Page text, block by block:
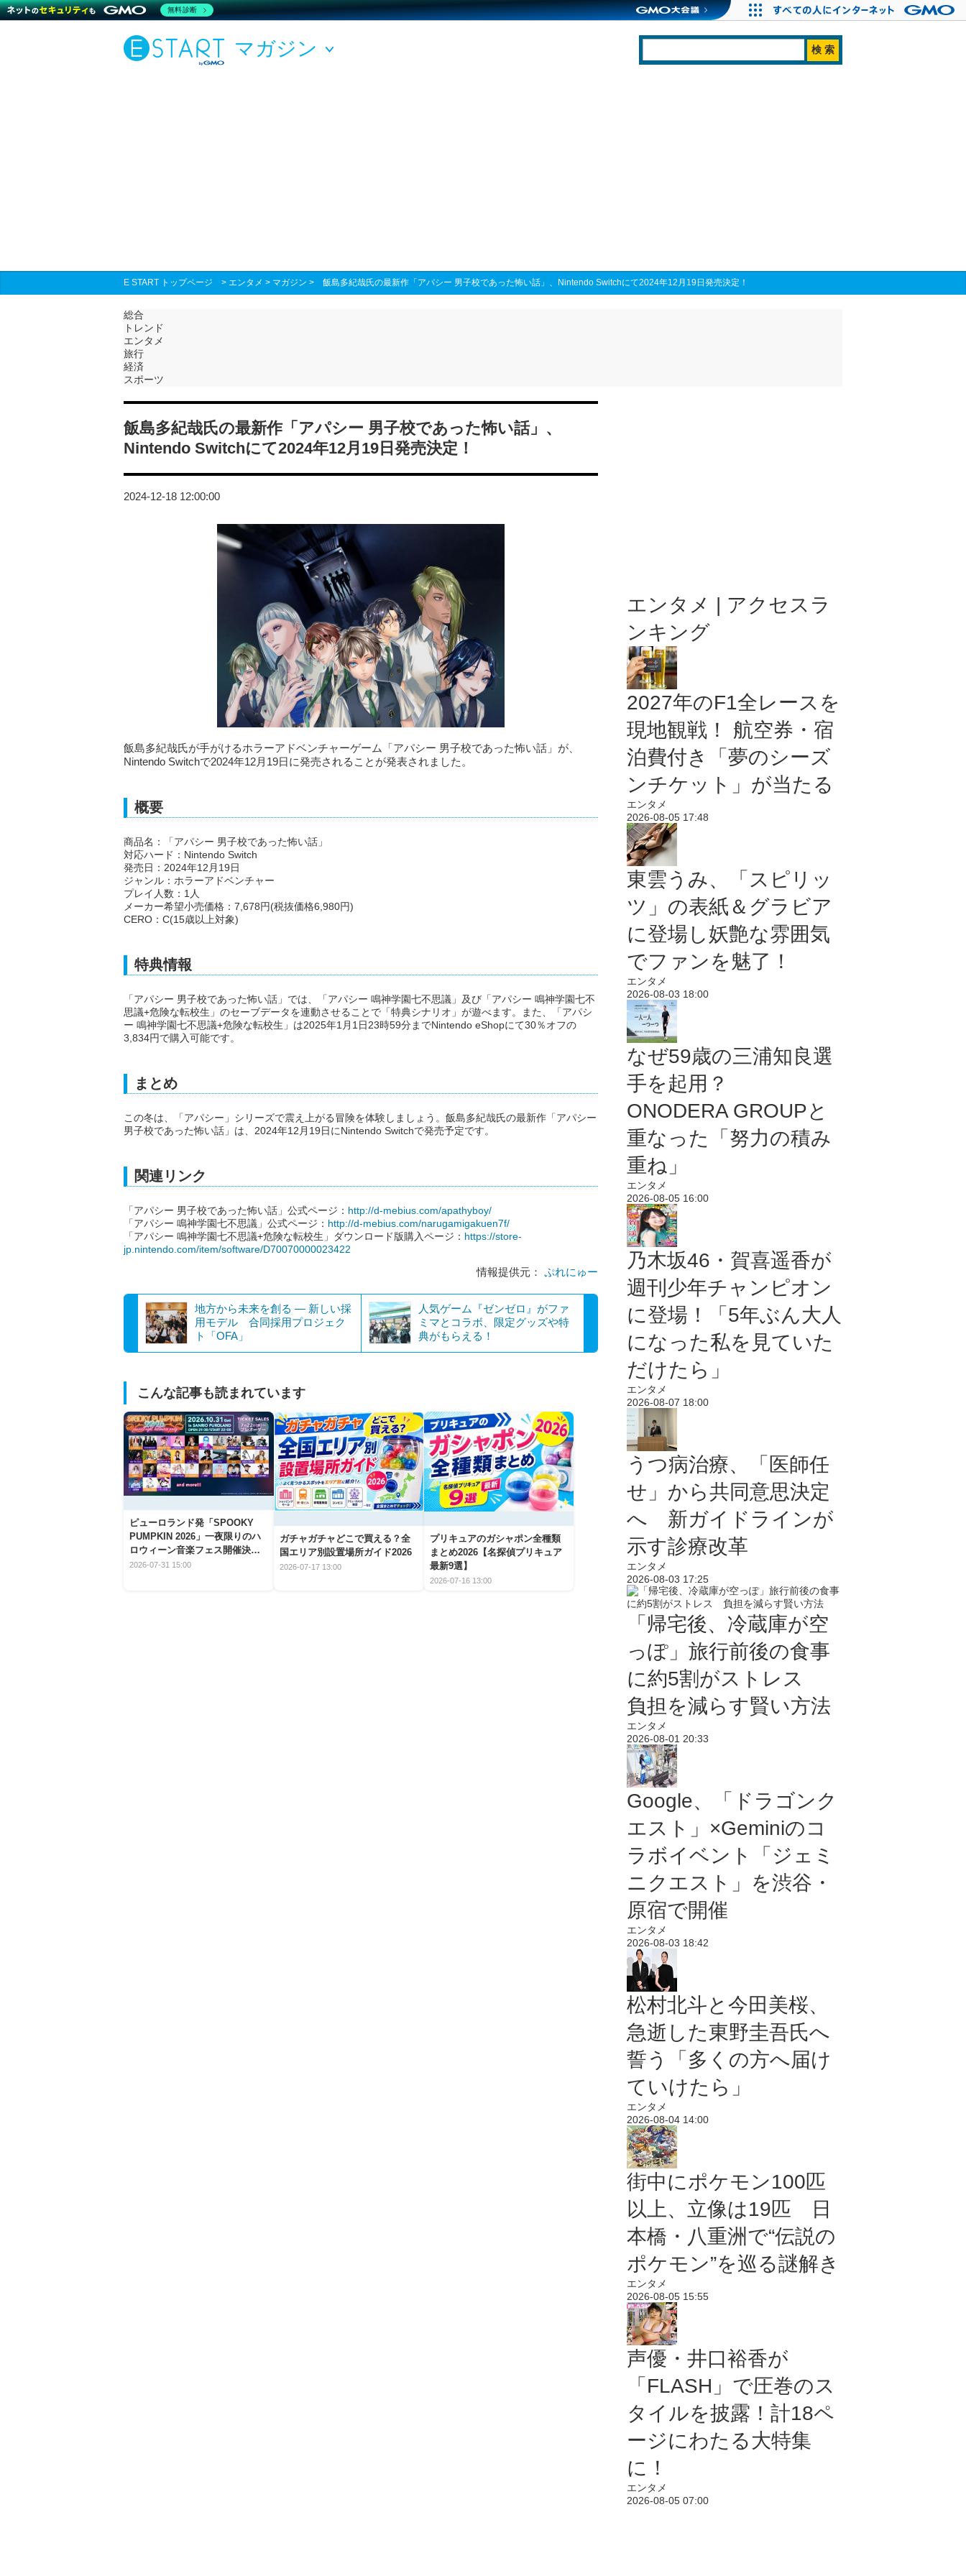
マガジン
E START トップページ > エンタメ > マガジン > 飯島多紀哉氏の最新作「アパシー 男子校であった怖い話」、Nintendo Switchにて2024年12月19日発売決定！
総合
トレンド
エンタメ
旅行
経済
スポーツ
飯島多紀哉氏の最新作「アパシー 男子校であった怖い話」、
Nintendo Switchにて2024年12月19日発売決定！
2024-12-18 12:00:00
飯島多紀哉氏が手がけるホラーアドベンチャーゲーム「アパシー 男子校であった怖い話」が、
Nintendo Switchで2024年12月19日に発売されることが発表されました。
概要
商品名：「アパシー 男子校であった怖い話」
対応ハード：Nintendo Switch
発売日：2024年12月19日
ジャンル：ホラーアドベンチャー
プレイ人数：1人
メーカー希望小売価格：7,678円(税抜価格6,980円)
CERO：C(15歳以上対象)
特典情報
「アパシー 男子校であった怖い話」では、「アパシー 鳴神学園七不思議」及び「アパシー 鳴神学園七不
思議+危険な転校生」のセーブデータを連動させることで「特典シナリオ」が遊べます。また、「アパシ
ー 鳴神学園七不思議+危険な転校生」は2025年1月1日23時59分までNintendo eShopにて30％オフの
3,834円で購入可能です。
まとめ
この冬は、「アパシー」シリーズで震え上がる冒険を体験しましょう。飯島多紀哉氏の最新作「アパシー
男子校であった怖い話」は、2024年12月19日にNintendo Switchで発売予定です。
関連リンク
「アパシー 男子校であった怖い話」公式ページ： http://d-mebius.com/apathyboy/
「アパシー 鳴神学園七不思議」公式ページ： http://d-mebius.com/narugamigakuen7f/
「アパシー 鳴神学園七不思議+危険な転校生」ダウンロード版購入ページ： https://store-
jp.nintendo.com/item/software/D70070000023422
情報提供元： ぷれにゅー
地方から未来を創る — 新しい採
用モデル 合同採用プロジェク
ト「OFA」
人気ゲーム『ゼンゼロ』がファ
ミマとコラボ、限定グッズや特
典がもらえる！
こんな記事も読まれています
ピューロランド発「SPOOKY
PUMPKIN 2026」一夜限りのハ
ロウィーン音楽フェス開催決
定！
2026-07-31 15:00
ガチャガチャどこで買える？全
国エリア別設置場所ガイド2026
2026-07-17 13:00
プリキュアのガシャポン全種類
まとめ2026【名探偵プリキュア
最新9選】
2026-07-16 13:00
エンタメ | アクセスラ
ンキング
2027年のF1全レースを
現地観戦！ 航空券・宿
泊費付き「夢のシーズ
ンチケット」が当たる
エンタメ
2026-08-05 17:48
東雲うみ、「スピリッ
ツ」の表紙＆グラビア
に登場し妖艶な雰囲気
でファンを魅了！
エンタメ
2026-08-03 18:00
なぜ59歳の三浦知良選
手を起用？
ONODERA GROUPと
重なった「努力の積み
重ね」
エンタメ
2026-08-05 16:00
乃木坂46・賀喜遥香が
週刊少年チャンピオン
に登場！「5年ぶん大人
になった私を見ていた
だけたら」
エンタメ
2026-08-07 18:00
うつ病治療、「医師任
せ」から共同意思決定
へ 新ガイドラインが
示す診療改革
エンタメ
2026-08-03 17:25
「帰宅後、冷蔵庫が空
っぽ」旅行前後の食事
に約5割がストレス
負担を減らす賢い方法
エンタメ
2026-08-01 20:33
Google、「ドラゴンク
エスト」×Geminiのコ
ラボイベント「ジェミ
ニクエスト」を渋谷・
原宿で開催
エンタメ
2026-08-03 18:42
松村北斗と今田美桜、
急逝した東野圭吾氏へ
誓う「多くの方へ届け
ていけたら」
エンタメ
2026-08-04 14:00
街中にポケモン100匹
以上、立像は19匹 日
本橋・八重洲で“伝説の
ポケモン”を巡る謎解き
エンタメ
2026-08-05 15:55
声優・井口裕香が
「FLASH」で圧巻のス
タイルを披露！計18ペ
ージにわたる大特集
に！
エンタメ
2026-08-05 07:00
無料診断